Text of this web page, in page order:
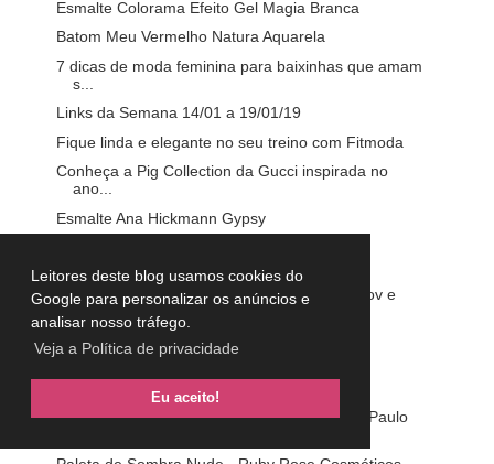
Leitores deste blog usamos cookies do
Google para personalizar os anúncios e
analisar nosso tráfego.
Veja a Política de privacidade
Eu aceito!
Esmalte Colorama Efeito Gel Magia Branca
Batom Meu Vermelho Natura Aquarela
7 dicas de moda feminina para baixinhas que amam
s...
Links da Semana 14/01 a 19/01/19
Fique linda e elegante no seu treino com Fitmoda
Conheça a Pig Collection da Gucci inspirada no
ano...
Esmalte Ana Hickmann Gypsy
VÍDEOS DA LULU: Produtos Acabados out/nov e
dez/2018
Água Termal Fragrância Coco - Ruby Rose
Cosméticos
Esmalte Nati Neve
Minha Vida em Marte com Monica Martelli e Paulo